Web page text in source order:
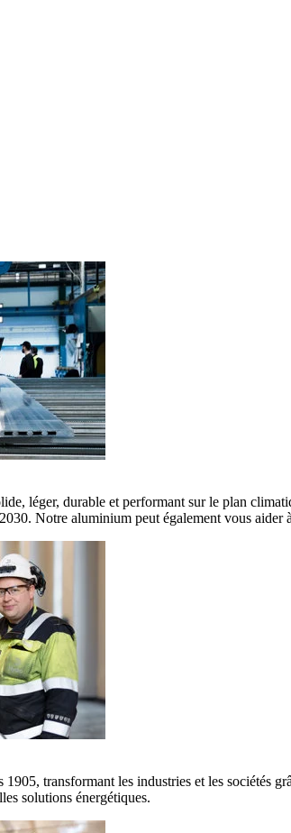
léger, durable et performant sur le plan
Notre aluminium peut également vous aider
transformant les industries et les
solutions énergétiques.